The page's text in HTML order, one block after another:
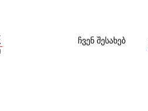
ᲩᲕᲔᲜ ᲨᲔᲡᲐᲮᲔᲑ